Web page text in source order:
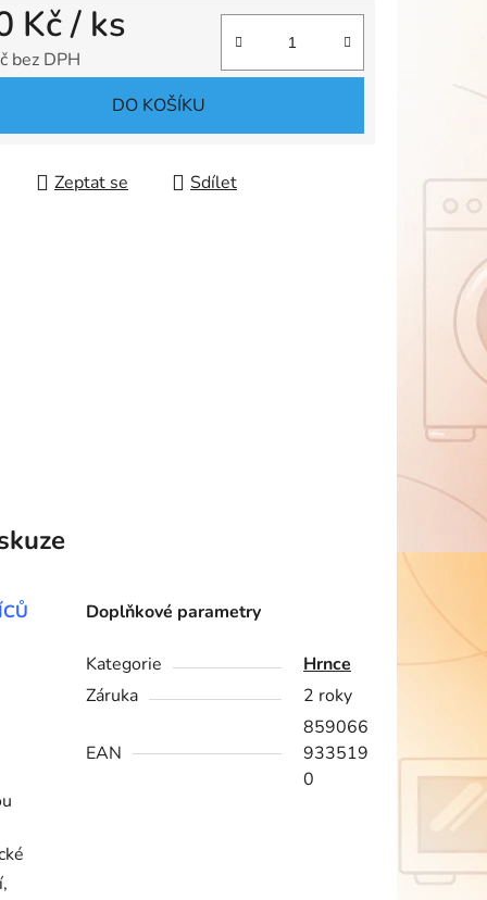
Kč/ ks
bez DPH
DO KOŠÍKU
Zeptat se Sdílet
Doplňkové parametry
Kategorie
Hrnce
Záruka
2 roky
EAN
859066
933519
0